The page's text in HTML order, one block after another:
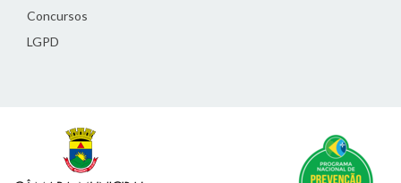
Concursos
LGPD